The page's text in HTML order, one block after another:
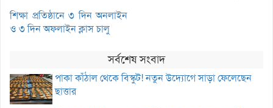
শিক্ষা প্রতিষ্ঠানে ৩ দিন অনলাইন
ও ৩ দিন অফলাইন ক্লাস চালু
সর্বশেষ সংবাদ
পাকা কাঁঠাল থেকে বিস্কুট! নতুন উদ্যোগে সাড়া ফেলেছেন
ছাত্তার